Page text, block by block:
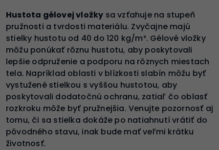
Hustota gélovej vložky sa vzťahuje na stupeň
pružnosti a tvrdosti materiálu. Zvyčajne majú
stielky hustotu od 40 do 120 kg/m³. Gélové vložky
môžu ponúkať rôznu hustotu, aby poskytovali
lepšie odpruženie a podporu na rôznych miestach
tela. Napríklad oblasti v blízkosti slabín môžu byť
vystužené stielkou s vyššou hustotou, aby
poskytovali dodatočnú ochranu, zatiaľ čo oblasť
rozkroku môže byť pružnejšia. Venujte pozornosť aj
tomu, či sa stielka dokáže po natiahnutí vrátiť do
pôvodného stavu, inak bude mať veľmi krátku
životnosť.